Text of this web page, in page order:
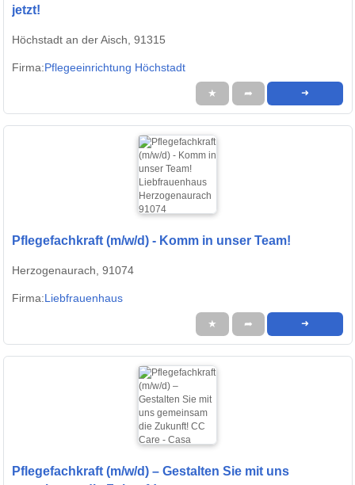
jetzt!
Höchstadt an der Aisch, 91315
Firma:Pflegeeinrichtung Höchstadt
★ ➦ ➜
Pflegefachkraft (m/w/d) - Komm in unser Team!
Herzogenaurach, 91074
Firma:Liebfrauenhaus
★ ➦ ➜
Pflegefachkraft (m/w/d) – Gestalten Sie mit uns